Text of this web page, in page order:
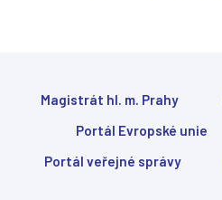
Magistrát hl. m. Prahy
Portál Evropské unie
Portál veřejné správy